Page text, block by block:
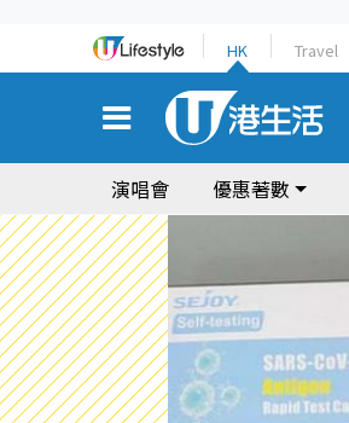
HK Travel
演唱會 優惠著數